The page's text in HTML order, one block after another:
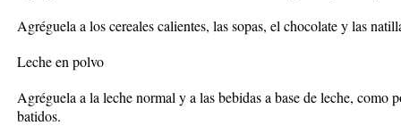
Agréguela a los cereales calientes, las sopas, el chocolate y las
Leche en polvo
Agréguela a la leche normal y a las bebidas a base de leche, como
batidos.